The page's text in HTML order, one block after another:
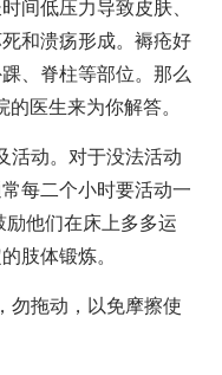
间低压力导致皮肤、
和溃疡形成。褥疮好
、脊柱等部位。那么
医生来为你解答。
活动。对于没法活动
每二个小时要活动一
他们在床上多多运
肢体锻炼。
勿拖动，以免摩擦使